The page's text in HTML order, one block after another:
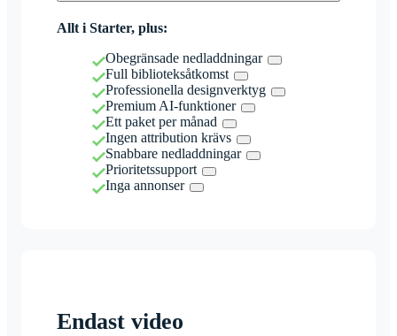
Allt i Starter, plus:
Obegränsade nedladdningar
Full biblioteksåtkomst
Professionella designverktyg
Premium AI-funktioner
Ett paket per månad
Ingen attribution krävs
Snabbare nedladdningar
Prioritetssupport
Inga annonser
Endast video